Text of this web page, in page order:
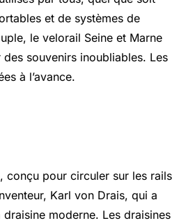
et de systèmes de
le velorail Seine et Marne
souvenirs inoubliables. Les
à l’avance.
conçu pour circuler sur les rails
Karl von Drais, qui a
moderne. Les draisines